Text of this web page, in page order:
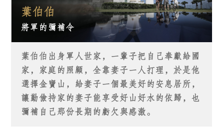
葉伯伯
將軍的彌補令
葉伯伯出身軍人世家，一輩子把自己奉獻給國
家，家庭的照顧，全靠妻子一人打理，於是他
選擇金寶山，給妻子一個最美好的安息居所，
讓勤儉持家的妻子能享受好山好水的依歸，也
彌補自己那份長期的虧欠與感激。